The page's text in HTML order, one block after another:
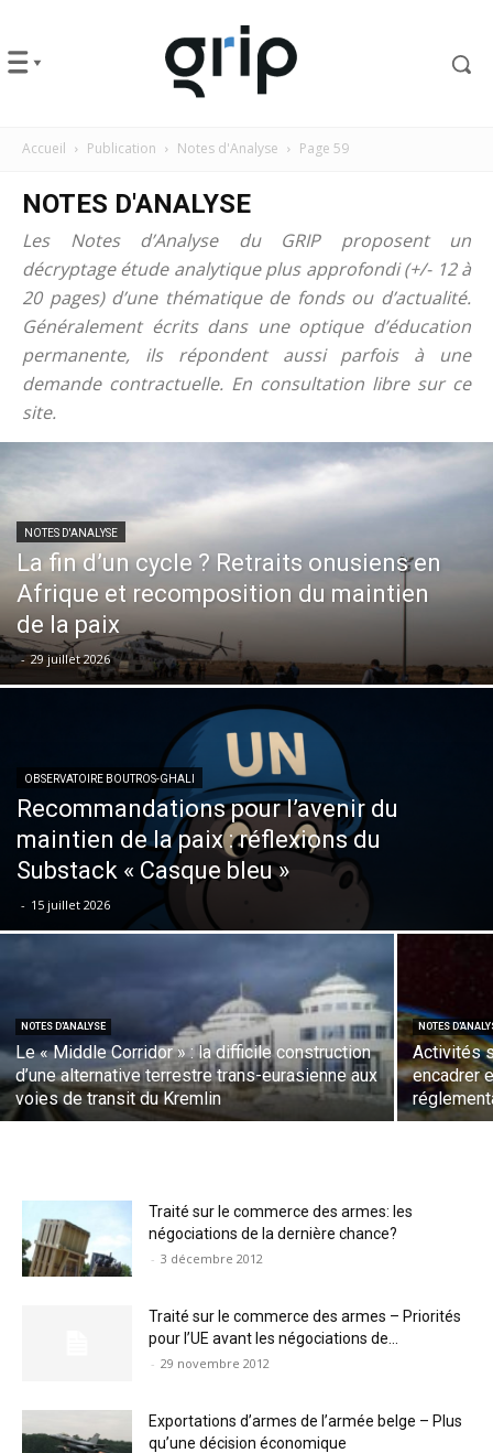
Accueil Publication Notes d'Analyse Page 59
NOTES D'ANALYSE
Les Notes d’Analyse du GRIP proposent un
décryptage étude analytique plus approfondi (+/- 12 à
20 pages) d’une thématique de fonds ou d’actualité.
Généralement écrits dans une optique d’éducation
permanente, ils répondent aussi parfois à une
demande contractuelle. En consultation libre sur ce
site.
NOTES D'ANALYSE
La fin d’un cycle ? Retraits onusiens en
Afrique et recomposition du maintien
de la paix
- 29 juillet 2026
OBSERVATOIRE BOUTROS-GHALI
Recommandations pour l’avenir du
maintien de la paix : réflexions du
Substack « Casque bleu »
- 15 juillet 2026
NOTES D'ANALYSE
Le « Middle Corridor » : la difficile construction
d’une alternative terrestre trans-eurasienne aux
voies de transit du Kremlin
NOTES
Activités
encadrer
Traité sur le commerce des armes: les
négociations de la dernière chance?
- 3 décembre 2012
Traité sur le commerce des armes – Priorités
pour l’UE avant les négociations de...
- 29 novembre 2012
Exportations d’armes de l’armée belge – Plus
qu’une décision économique